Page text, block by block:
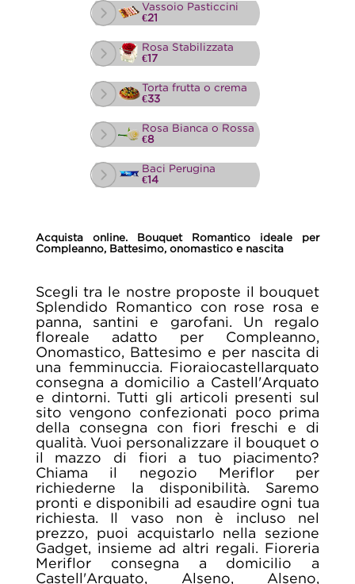
Vassoio Pasticcini
€21
Rosa Stabilizzata
€17
Torta frutta o crema
€33
Rosa Bianca o Rossa
€8
Baci Perugina
€14
Acquista online. Bouquet Romantico ideale per
Compleanno, Battesimo, onomastico e nascita
Scegli tra le nostre proposte il bouquet
Splendido Romantico con rose rosa e
panna, santini e garofani. Un regalo
floreale adatto per Compleanno,
Onomastico, Battesimo e per nascita di
una femminuccia. Fioraiocastellarquato
consegna a domicilio a Castell'Arquato
e dintorni. Tutti gli articoli presenti sul
sito vengono confezionati poco prima
della consegna con fiori freschi e di
qualità. Vuoi personalizzare il bouquet o
il mazzo di fiori a tuo piacimento?
Chiama il negozio Meriflor per
richiederne la disponibilità. Saremo
pronti e disponibili ad esaudire ogni tua
richiesta. Il vaso non è incluso nel
prezzo, puoi acquistarlo nella sezione
Gadget, insieme ad altri regali. Fioreria
Meriflor consegna a domicilio a
Castell'Arquato, Alseno, Alseno,